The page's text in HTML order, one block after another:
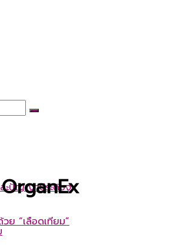
ะปัญญาประดิษฐ์
OrganEx